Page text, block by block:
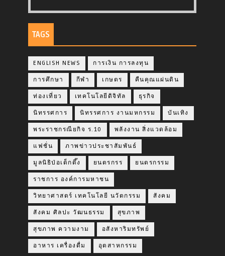
TAGS
ENGLISH NEWS การเงิน การลงทุน
การศึกษา กีฬา เกษตร คืนคุณแผ่นดิน
ท่องเที่ยว เทคโนโลยีดิจิทัล ธุรกิจ
นิทรรศการ นิทรรศการ งานมหกรรม บันเทิง
พระราชกรณียกิจ ร.10 พลังงาน สิ่งแวดล้อม
แฟชั่น ภาพข่าวประชาสัมพันธ์
มูลนิธิป่อเต็กตึ๊ง ยนตรกรร ยนตรกรรม
ราชการ องค์การมหาชน
วิทยาศาสตร์ เทคโนโลยี นวัตกรรม สังคม
สังคม ศิลปะ วัฒนธรรม สุขภาพ
สุขภาพ ความงาม อสังหาริมทรัพย์
อาหาร เครื่องดื่ม อุตสาหกรรม